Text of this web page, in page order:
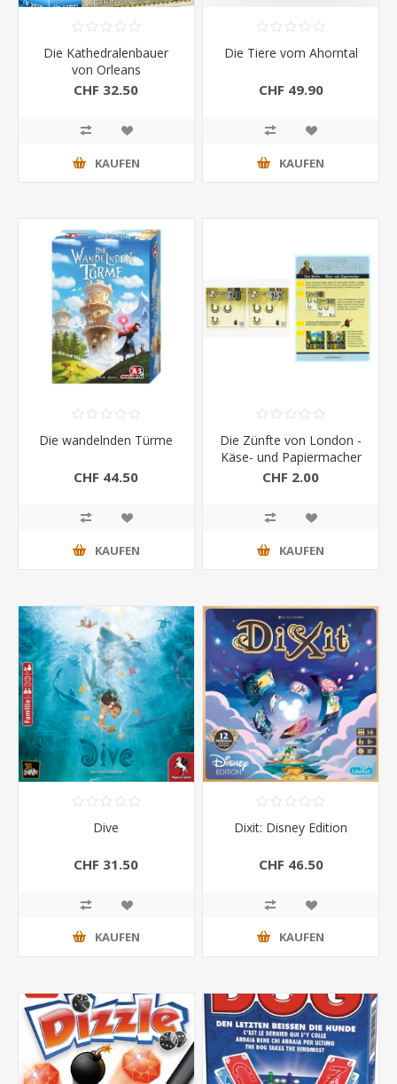
Die Kathedralenbauer
von Orleans
CHF 32.50
KAUFEN
Die Tiere vom Ahorntal
CHF 49.90
KAUFEN
Die wandelnden Türme
CHF 44.50
KAUFEN
Die Zünfte von London -
Käse- und Papiermacher
Erweiterung
CHF 2.00
KAUFEN
Dive
CHF 31.50
KAUFEN
Dixit: Disney Edition
CHF 46.50
KAUFEN